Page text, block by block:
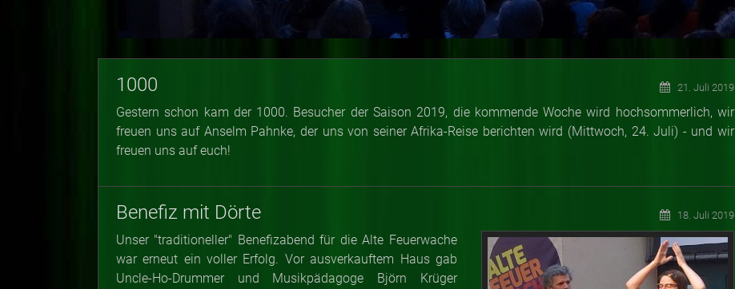
1000 21. Juli 2019
Gestern schon kam der 1000. Besucher der Saison 2019, die kommende Woche wird hochsommerlich, wir
freuen uns auf Anselm Pahnke, der uns von seiner Afrika-Reise berichten wird (Mittwoch, 24. Juli) - und wir
freuen uns auf euch!
Benefiz mit Dörte 18. Juli 2019
Unser "traditioneller" Benefizabend für die Alte Feuerwache
war erneut ein voller Erfolg. Vor ausverkauftem Haus gab
Uncle-Ho-Drummer und Musikpädagoge Björn Krüger